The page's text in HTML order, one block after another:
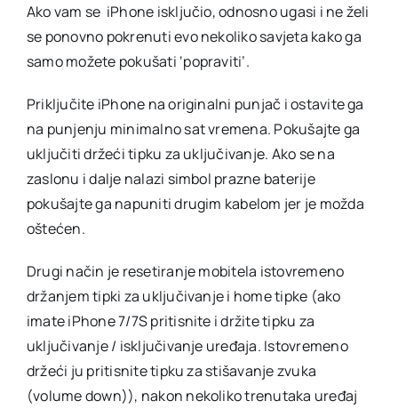
Ako vam se iPhone isključio, odnosno ugasi i ne želi
se ponovno pokrenuti evo nekoliko savjeta kako ga
samo možete pokušati ‘popraviti’.
Priključite iPhone na originalni punjač i ostavite ga
na punjenju minimalno sat vremena. Pokušajte ga
uključiti držeći tipku za uključivanje. Ako se na
zaslonu i dalje nalazi simbol prazne baterije
pokušajte ga napuniti drugim kabelom jer je možda
oštećen.
Drugi način je resetiranje mobitela istovremeno
držanjem tipki za uključivanje i home tipke (ako
imate iPhone 7/7S pritisnite i držite tipku za
uključivanje / isključivanje uređaja. Istovremeno
držeći ju pritisnite tipku za stišavanje zvuka
(volume down)), nakon nekoliko trenutaka uređaj